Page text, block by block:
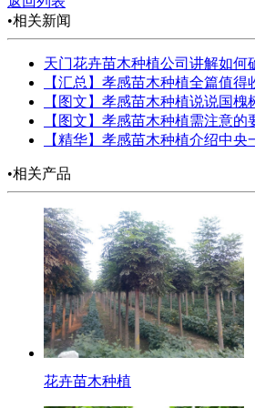
•相关新闻
天门花卉苗木种植公司讲解如何
【汇总】孝感苗木种植全篇值得
【图文】孝感苗木种植说说国
【图文】孝感苗木种植需注意的
【精华】孝感苗木种植介绍中
•相关产品
花卉苗木种植